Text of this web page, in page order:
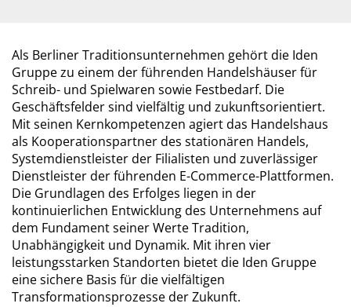
Als Berliner Traditionsunternehmen gehört die Iden
Gruppe zu einem der führenden Handelshäuser für
Schreib- und Spielwaren sowie Festbedarf. Die
Geschäftsfelder sind vielfältig und zukunftsorientiert.
Mit seinen Kernkompetenzen agiert das Handelshaus
als Kooperationspartner des stationären Handels,
Systemdienstleister der Filialisten und zuverlässiger
Dienstleister der führenden E-Commerce-Plattformen.
Die Grundlagen des Erfolges liegen in der
kontinuierlichen Entwicklung des Unternehmens auf
dem Fundament seiner Werte Tradition,
Unabhängigkeit und Dynamik. Mit ihren vier
leistungsstarken Standorten bietet die Iden Gruppe
eine sichere Basis für die vielfältigen
Transformationsprozesse der Zukunft.